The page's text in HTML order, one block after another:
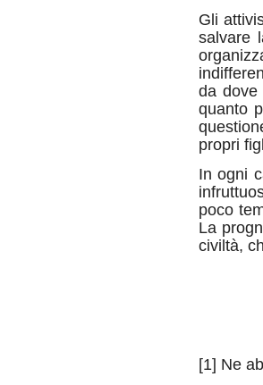
Gli
salvare
da dove
quanto
propri
In ogni
poco
La
civiltà,
[1] Ne